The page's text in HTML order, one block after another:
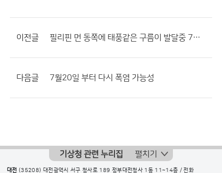
이전글 필리핀 먼 동쪽에 태풍같은 구름이 발달중 7호태풍 발생 ????
다음글 7월20일 부터 다시 폭염 가능성
기상청 관련 누리집 펼치기
대전 (35208) 대전광역시 서구 청사로 189 정부대전청사 1동 11~14층 / 전화